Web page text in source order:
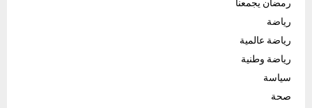
رمضان يجمعنا
رياضة
رياضة عالمية
رياضة وطنية
سياسة
صحة